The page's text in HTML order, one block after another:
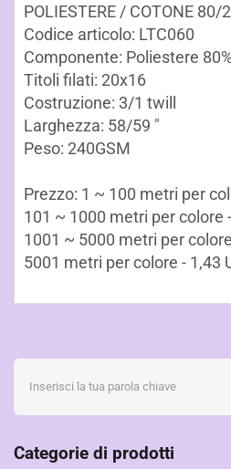
POLIESTERE / COTONE
Codice articolo: LTC060
Componente: Poliestere
Titoli filati: 20x16
Costruzione: 3/1 twill
Larghezza: 58/59 "
Peso: 240GSM
Prezzo: 1 ~ 100 metri per
101 ~ 1000 metri per colore
1001 ~ 5000 metri per
5001 metri per colore - 1,43
Categorie di prodotti